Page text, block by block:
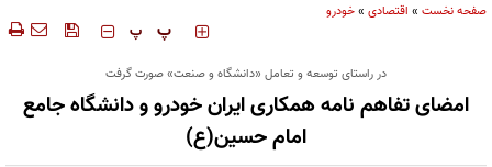
صفحه نخست » اقتصادی »خودرو
‍‍‍ پ پ
در راستای توسعه و تعامل «دانشگاه و صنعت» صورت گرفت
امضای تفاهم نامه همکاری ایران خودرو و دانشگاه جامع
امام حسین(ع)